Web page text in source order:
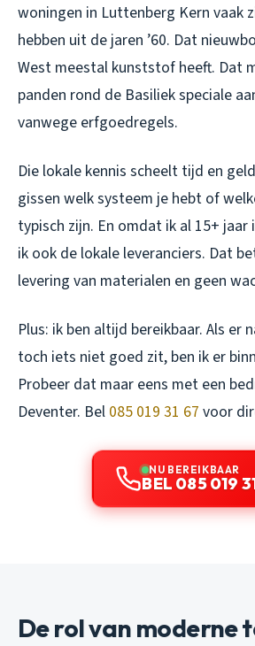
woningen in Luttenberg Kern vaak
hebben uit de jaren ’60. Dat
West meestal kunststof heeft. Dat
panden rond de Basiliek speciale
vanwege erfgoedregels.
Die lokale kennis scheelt tijd en
gissen welk systeem je hebt of
typisch zijn. En omdat ik al 15+ jaar
ik ook de lokale leveranciers. Dat
levering van materialen en geen
Plus: ik ben altijd bereikbaar. Als er
toch iets niet goed zit, ben ik er
Probeer dat maar eens met een
Deventer. Bel 085 019 31 67 voor
NU BEREIKBAAR
BEL 085 019
De rol van moderne